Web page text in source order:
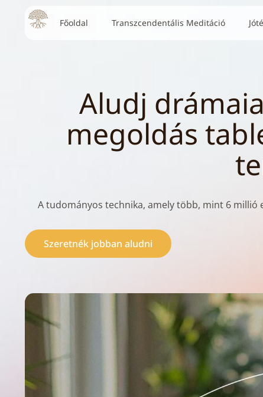
Főoldal Transzcendentális Meditáció
Aludj
megoldás
A tudományos technika, amely több, mint 6
Szeretnék jobban aludni